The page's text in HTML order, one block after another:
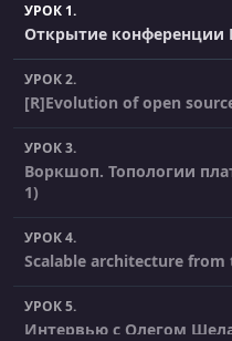
УРОК 1.
Открытие конференции
УРОК 2.
[R]Evolution of open
УРОК 3.
Воркшоп. Топологии
1)
УРОК 4.
Scalable architecture
УРОК 5.
Интервью с Олегом